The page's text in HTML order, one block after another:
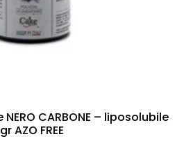
CARBONE – liposolubile
AZO FREE